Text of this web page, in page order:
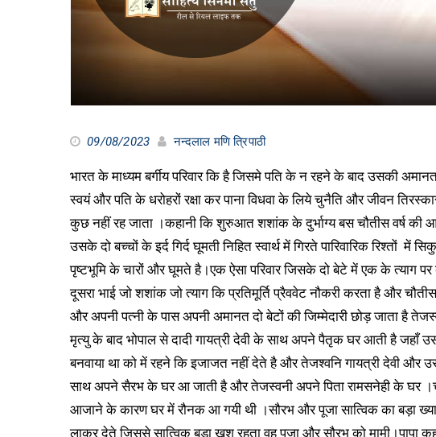
09/08/2023 नन्दलाल मणि त्रिपाठी
भारत के माध्यम बर्गीय परिवार कि है जिसमे पति के न रहने के बाद उसकी
स्वयं और पति के धरोहरों रक्षा कर पाना विधवा के लिये चुनैति और जीवन
कुछ नहीं रह जाता ।कहानी कि शुरुआत शशांक के दुर्भाग्य बस चौतीस वर्ष
उसके दो बच्चों के इर्द गिर्द घूमती निहित स्वार्थ में गिरते पारिवारिक रिश्तों
पृष्टभूमि के चारों और घूमते है।एक ऐसा परिवार जिसके दो बेटे में एक के त्याग
दूसरा भाई जो शशांक जो त्याग कि प्रतिमूर्ति प्रैववेट नौकरी करता है और
और अपनी पत्नी के पास अपनी अमानत दो बेटों की जिम्मेदारी छोड़ जाता है
मृत्यु के बाद भोपाल से दादी गायत्री देवी के साथ अपने पैतृक घर आती है जहाँ
बनवाया था को में रहने कि इजाजत नहीं देते है और तेजश्वनि गायत्री देवी और
साथ अपने सैरभ के घर आ जाती है और तेजस्वनी अपने पिता रामसनेही के घर
आजाने के कारण घर में रौनक आ गयी थी ।सौरभ और पूजा सात्विक का बड़ा
लाकर देते जिससे सात्विक बड़ा खुश रहता वह पूजा और सौरभ को मामी।पापा